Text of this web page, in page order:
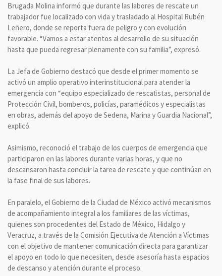
Brugada Molina informó que durante las labores de rescate un
trabajador fue localizado con vida y trasladado al Hospital Rubén
Leñero, donde se reporta fuera de peligro y con evolución
favorable. “Vamos a estar atentos al desarrollo de su situación
hasta que pueda regresar plenamente con su familia”, expresó.
La Jefa de Gobierno destacó que desde el primer momento se
activó un amplio operativo interinstitucional para atender la
emergencia con “equipo especializado de rescatistas, personal de
Protección Civil, bomberos, policías, paramédicos y especialistas
en obras, además del apoyo de Sedena, Marina y Guardia Nacional”,
explicó.
Asimismo, reconoció el trabajo de los cuerpos de emergencia que
participaron en las labores durante varias horas, y que no
descansaron hasta concluir la tarea de rescate y que continúan en
la fase final de sus labores.
En paralelo, el Gobierno de la Ciudad de México activó mecanismos
de acompañamiento integral a los familiares de las víctimas,
quienes son procedentes del Estado de México, Hidalgo y
Veracruz, a través de la Comisión Ejecutiva de Atención a Víctimas
con el objetivo de mantener comunicación directa para garantizar
el apoyo en todo lo que necesiten, desde asesoría hasta espacios
de descanso y atención durante el proceso.